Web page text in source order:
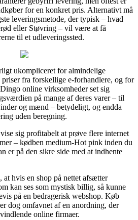
for en konkret pris. Alternativt må
leveringsmetode, der typisk – hvad
eller Støvring – vil være at få
til et udleveringssted.
ukompliceret for almindelige
priser fra forskellige e-forhandlere, og for
online virksomheder set sig
på mange af deres varer – til
og mænd – betydeligt, og endda
uden beregning.
sig profitabelt at prøve flere internet
– kødben medium-Hot pink inden du
er på den sikre side med at indhente
hvis en shop på nettet afsætter
kan ses som mystisk billig, så kunne
på en bedragerisk webshop. Køb
dog omfavnet af en anordning, der
online firmaer.